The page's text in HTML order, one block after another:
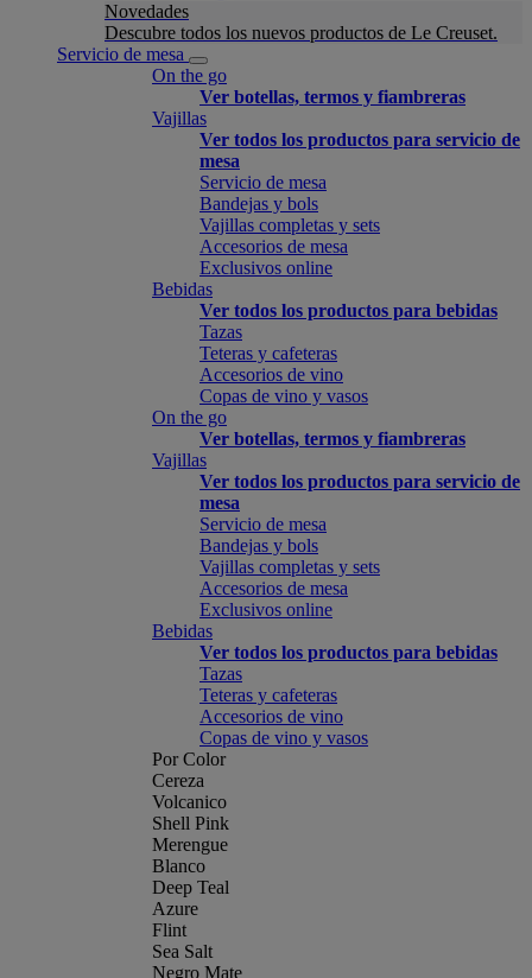
Novedades
Descubre todos los nuevos productos de Le Creuset.
Servicio de mesa
On the go
Ver botellas, termos y fiambreras
Vajillas
Ver todos los productos para servicio de
mesa
Servicio de mesa
Bandejas y bols
Vajillas completas y sets
Accesorios de mesa
Exclusivos online
Bebidas
Ver todos los productos para bebidas
Tazas
Teteras y cafeteras
Accesorios de vino
Copas de vino y vasos
On the go
Ver botellas, termos y fiambreras
Vajillas
Ver todos los productos para servicio de
mesa
Servicio de mesa
Bandejas y bols
Vajillas completas y sets
Accesorios de mesa
Exclusivos online
Bebidas
Ver todos los productos para bebidas
Tazas
Teteras y cafeteras
Accesorios de vino
Copas de vino y vasos
Por Color
Cereza
Volcanico
Shell Pink
Merengue
Blanco
Deep Teal
Azure
Flint
Sea Salt
Negro Mate